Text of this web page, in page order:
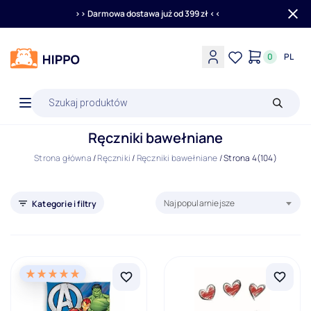
>> Darmowa dostawa już od 399 zł <<
0 PL
produktów
Ręczniki bawełniane
Strona główna/Ręczniki/Ręczniki bawełniane/Strona 4(104)
Nowości Promocje
Ostatnia sztuka
Kategorie i filtry Sortuj produkty według:
Najpopularniejsze